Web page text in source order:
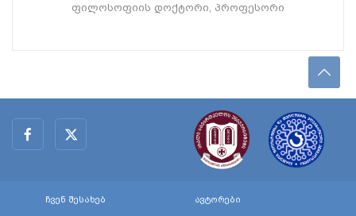
ფილოსოფიის დოქტორი, პროფესორი
ჩვენ შესახებ ავტორები